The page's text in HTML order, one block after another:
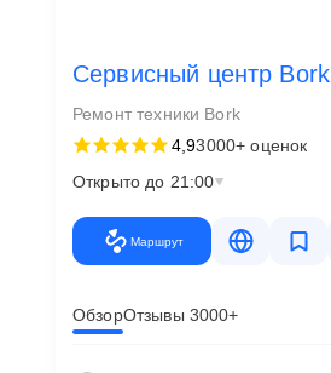
Сервисный центр Bork
Ремонт техники Bork
4,93000+ оценок
Открыто до 21:00
Маршрут
ОбзорОтзывы 3000+